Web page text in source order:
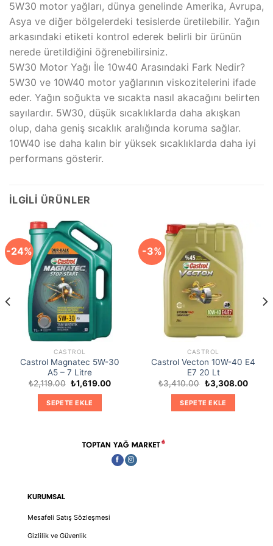
5W30 motor yağları, dünya genelinde Amerika, Avrupa,
Asya ve diğer bölgelerdeki tesislerde üretilebilir. Yağın
arkasındaki etiketi kontrol ederek belirli bir ürünün
nerede üretildiğini öğrenebilirsiniz.
5W30 Motor Yağı İle 10w40 Arasındaki Fark Nedir?
5W30 ve 10W40 motor yağlarının viskozitelerini ifade
eder. Yağın soğukta ve sıcakta nasıl akacağını belirten
sayılardır. 5W30, düşük sıcaklıklarda daha akışkan
olup, daha geniş sıcaklık aralığında koruma sağlar.
10W40 ise daha kalın bir yüksek sıcaklıklarda daha iyi
performans gösterir.
İLGILI ÜRÜNLER
-24%
CASTROL
Castrol Magnatec 5W-30
A5 – 7 Litre
₺2,119.00 Orijinal
fiyat:
₺2,119.00.
₺1,619.00Şu
SEPETE EKLE
-3%
CASTROL
Castrol Vecton 10W-40 E4
E7 20 Lt
₺3,410.00 Orijinal
fiyat:
₺3,410.00.
₺3,308.00Şu
SEPETE EKLE
KURUMSAL
Mesafeli Satış Sözleşmesi
Gizlilik ve Güvenlik